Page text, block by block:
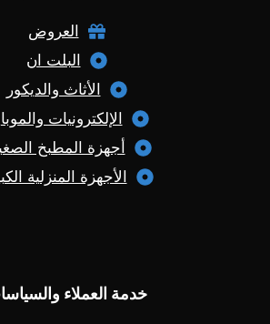
العروض
البلت ان
الأثاث والديكور
الإلكترونيات
أجهزة المطبخ
الأجهزة المنزلية
خدمة العملاء